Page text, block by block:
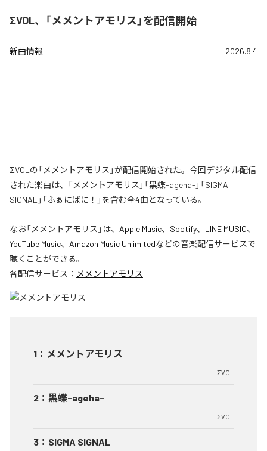
ΣVOL、「メメントアモリス」を配信開始
新曲情報 2026.8.4
ΣVOLの「メメントアモリス」が配信開始された。今回デジタル配信
された楽曲は、「メメントアモリス」「黒蝶-ageha-」「SIGMA
SIGNAL」「ふぁにばに！」を含む全4曲となっている。
なお「メメントアモリス 」は、 Apple Music、 Spotify、 LINE MUSIC、
YouTube Music、 Amazon Music Unlimitedなどの音楽配信サービスで
聴くことができる。
各配信サービス： メメントアモリス
1 ： メメントアモリス
ΣVOL
2 ： 黒蝶-ageha-
ΣVOL
3 ： SIGMA SIGNAL